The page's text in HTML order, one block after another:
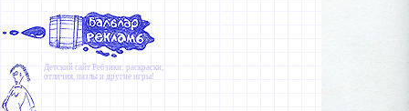
Детский сайт Ребзики: раскраски,
отличия, пазлы и другие игры!